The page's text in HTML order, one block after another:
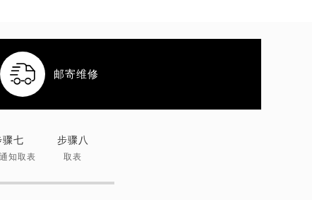
 邮寄维修
骤七
知取表
步骤八
取表